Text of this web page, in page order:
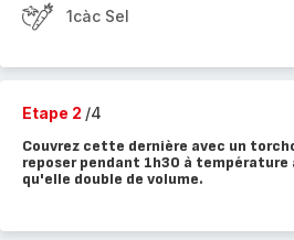
1càc Sel
Etape 2 /4
Couvrez cette dernière avec un
reposer pendant 1h30 à
qu'elle double de volume.